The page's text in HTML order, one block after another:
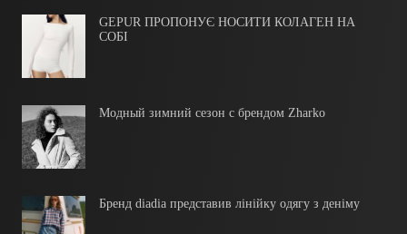
GEPUR ПРОПОНУЄ НОСИТИ КОЛАГЕН НА
СОБІ
Модный зимний сезон с брендом Zharko
Бренд diadia представив лінійку одягу з деніму